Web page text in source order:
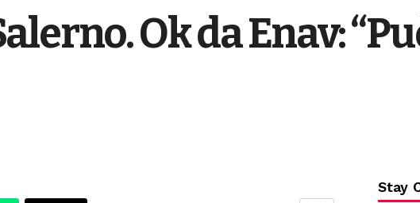
Ok da Enav:
Stay